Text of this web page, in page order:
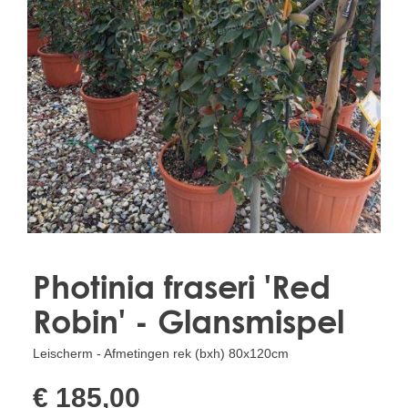
Treesafe
VORSTBESCHERMINGVOORBOMEN.NL
WINTERSCHUTZFUERBAEUME.DE
FROSTPROTECTIONFORTREES.CO.UK
Terracotta
TERRACOTTA.NL
TERRACOTTA.BE
TERRAKOTTA.DE
Photinia fraseri 'Red
Robin' - Glansmispel
Leischerm - Afmetingen rek (bxh) 80x120cm
€ 185,00